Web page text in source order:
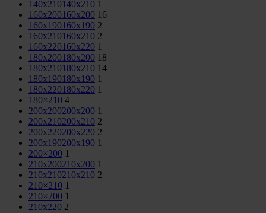
140x210140x210 1
160x200160x200 16
160x190160x190 2
160x210160x210 2
160x220160x220 1
180x200180x200 18
180x210180x210 14
180x190180x190 1
180x220180x220 1
180×210 4
200x200200x200 1
200x210200x210 2
200x220200x220 2
200x190200x190 1
200×200 1
210x200210x200 1
210x210210x210 2
210×210 1
210×200 1
210x220 2